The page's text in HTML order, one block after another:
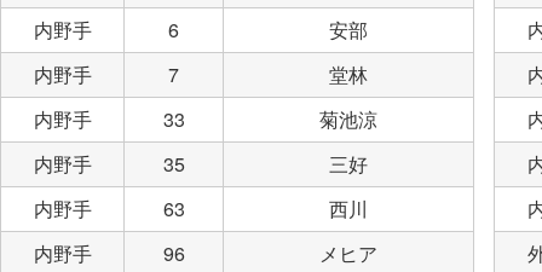
内野手
6
安部
内野手
7
堂林
内野手
33
菊池涼
内野手
35
三好
内野手
63
西川
内野手
96
メヒア